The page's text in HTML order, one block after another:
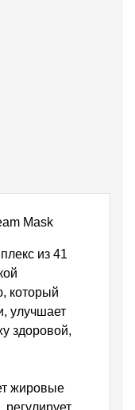
Mask
из 41
который
улучшает
здоровой,
жировые